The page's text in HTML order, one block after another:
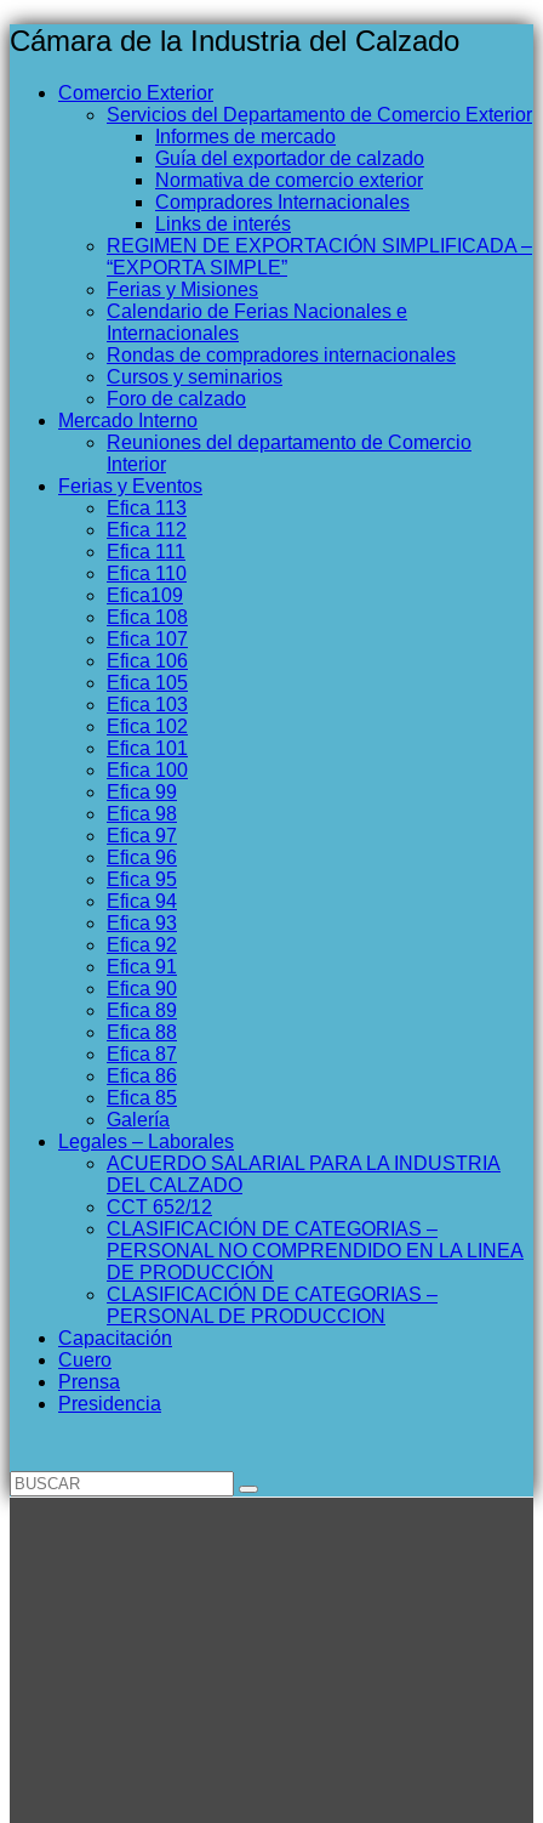
Cámara de la Industria del Calzado
Comercio Exterior
Servicios del Departamento de Comercio Exterior
Informes de mercado
Guía del exportador de calzado
Normativa de comercio exterior
Compradores Internacionales
Links de interés
REGIMEN DE EXPORTACIÓN SIMPLIFICADA –
“EXPORTA SIMPLE”
Ferias y Misiones
Calendario de Ferias Nacionales e
Internacionales
Rondas de compradores internacionales
Cursos y seminarios
Foro de calzado
Mercado Interno
Reuniones del departamento de Comercio
Interior
Ferias y Eventos
Efica 113
Efica 112
Efica 111
Efica 110
Efica109
Efica 108
Efica 107
Efica 106
Efica 105
Efica 103
Efica 102
Efica 101
Efica 100
Efica 99
Efica 98
Efica 97
Efica 96
Efica 95
Efica 94
Efica 93
Efica 92
Efica 91
Efica 90
Efica 89
Efica 88
Efica 87
Efica 86
Efica 85
Galería
Legales – Laborales
ACUERDO SALARIAL PARA LA INDUSTRIA
DEL CALZADO
CCT 652/12
CLASIFICACIÓN DE CATEGORIAS –
PERSONAL NO COMPRENDIDO EN LA LINEA
DE PRODUCCIÓN
CLASIFICACIÓN DE CATEGORIAS –
PERSONAL DE PRODUCCION
Capacitación
Cuero
Prensa
Presidencia